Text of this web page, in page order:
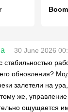
30 June 2026
стабильностью
обновления?
залетели на
же,
ощущается